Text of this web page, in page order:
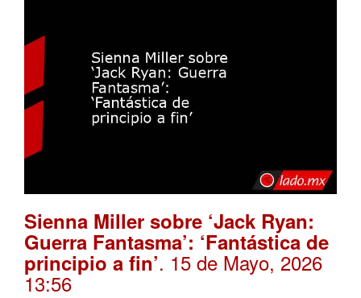
Sienna Miller sobre ‘Jack Ryan:
Guerra Fantasma’: ‘Fantástica de
principio a fin’. 15 de Mayo, 2026
13:56